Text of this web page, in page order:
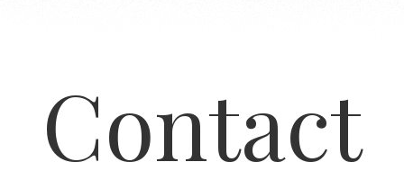
Contact